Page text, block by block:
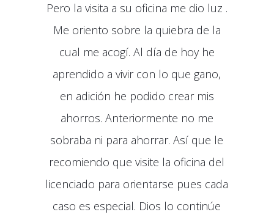
Pero la visita a su oficina me dio luz .
Me oriento sobre la quiebra de la
cual me acogí. Al día de hoy he
aprendido a vivir con lo que gano,
en adición he podido crear mis
ahorros. Anteriormente no me
sobraba ni para ahorrar. Así que le
recomiendo que visite la oficina del
licenciado para orientarse pues cada
caso es especial. Dios lo continúe